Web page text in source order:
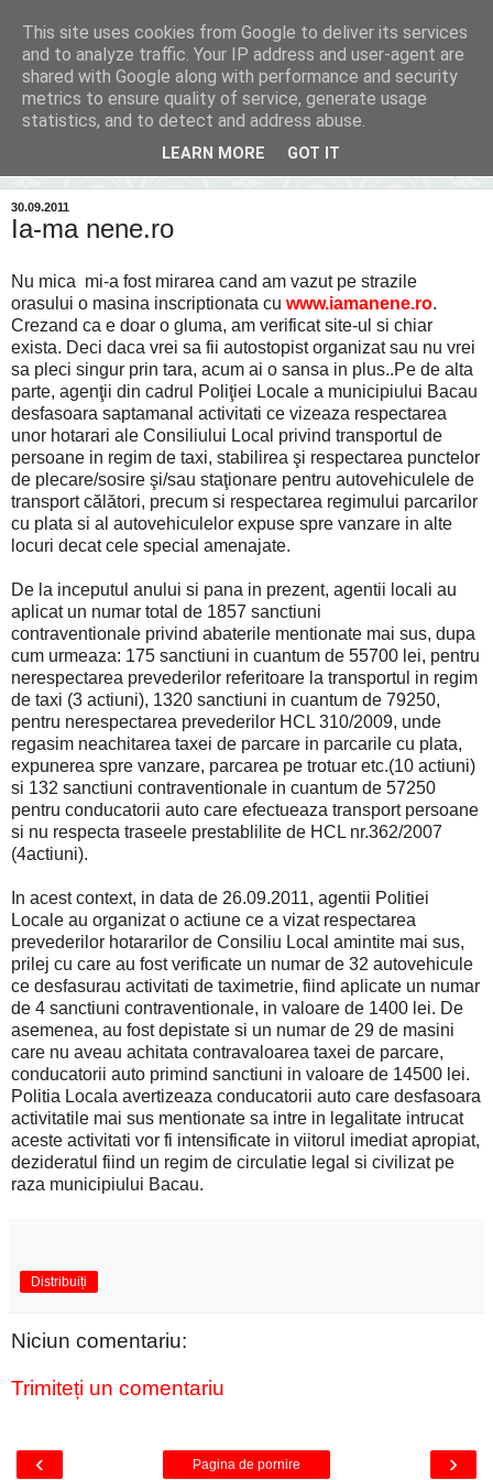
Inima Bacăului
Din inima Bacăului...spre inima ta...
30.09.2011
Ia-ma nene.ro
Nu mica mi-a fost mirarea cand am vazut pe strazile
orasului o masina inscriptionata cu www.iamanene.ro.
Crezand ca e doar o gluma, am verificat site-ul si chiar
exista. Deci daca vrei sa fii autostopist organizat sau nu vrei
sa pleci singur prin tara, acum ai o sansa in plus..Pe de alta
parte, agenţii din cadrul Poliţiei Locale a municipiului Bacau
desfasoara saptamanal activitati ce vizeaza respectarea
unor hotarari ale Consiliului Local privind transportul de
persoane in regim de taxi, stabilirea şi respectarea punctelor
de plecare/sosire şi/sau staţionare pentru autovehiculele de
transport călători, precum si respectarea regimului parcarilor
cu plata si al autovehiculelor expuse spre vanzare in alte
locuri decat cele special amenajate.
De la inceputul anului si pana in prezent, agentii locali au
aplicat un numar total de 1857 sanctiuni
contraventionale privind abaterile mentionate mai sus, dupa
cum urmeaza: 175 sanctiuni in cuantum de 55700 lei, pentru
nerespectarea prevederilor referitoare la transportul in regim
de taxi (3 actiuni), 1320 sanctiuni in cuantum de 79250,
pentru nerespectarea prevederilor HCL 310/2009, unde
regasim neachitarea taxei de parcare in parcarile cu plata,
expunerea spre vanzare, parcarea pe trotuar etc.(10 actiuni)
si 132 sanctiuni contraventionale in cuantum de 57250
pentru conducatorii auto care efectueaza transport persoane
si nu respecta traseele prestablilite de HCL nr.362/2007
(4actiuni).
In acest context, in data de 26.09.2011, agentii Politiei
Locale au organizat o actiune ce a vizat respectarea
prevederilor hotararilor de Consiliu Local amintite mai sus,
prilej cu care au fost verificate un numar de 32 autovehicule
ce desfasurau activitati de taximetrie, fiind aplicate un numar
de 4 sanctiuni contraventionale, in valoare de 1400 lei. De
asemenea, au fost depistate si un numar de 29 de masini
care nu aveau achitata contravaloarea taxei de parcare,
conducatorii auto primind sanctiuni in valoare de 14500 lei.
Politia Locala avertizeaza conducatorii auto care desfasoara
activitatile mai sus mentionate sa intre in legalitate intrucat
aceste activitati vor fi intensificate in viitorul imediat apropiat,
dezideratul fiind un regim de circulatie legal si civilizat pe
raza municipiului Bacau.
Distribuiți
Niciun comentariu:
Trimiteți un comentariu
‹ ›
Pagina de pornire
This site uses cookies from Google to deliver its services
and to analyze traffic. Your IP address and user-agent are
shared with Google along with performance and security
metrics to ensure quality of service, generate usage
statistics, and to detect and address abuse.
LEARN MORE GOT IT